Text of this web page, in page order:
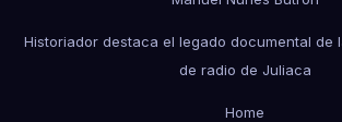
Historiador destaca el legado documental de
de radio de Juliaca
Home